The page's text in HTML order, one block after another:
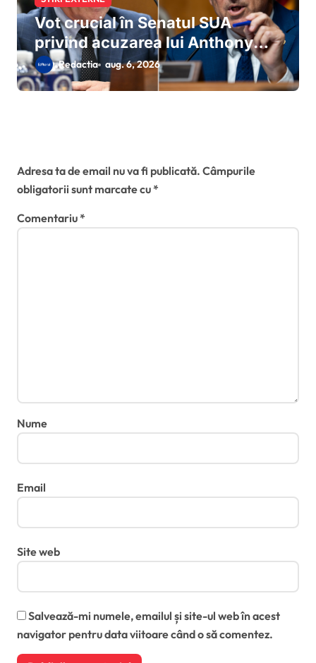
Vot crucial în Senatul SUA
privind acuzarea lui Anthony
Fauci de sfidarea Congresului:
Rand Paul cere sesizarea
Redactia aug. 6, 2026
Adresa ta de email nu va fi publicată. Câmpurile
obligatorii sunt marcate cu*
Comentariu*
Nume
Email
Site web
Salvează-mi numele, emailul și site-ul web în acest
navigator pentru data viitoare când o să comentez.